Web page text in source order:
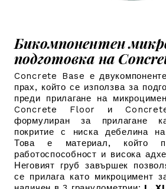
Бикомпонентен
подготовка на
Concrete Base е
прах, който се използва за
преди прилагане на
Concrete Floor и
формулиран за прилагане
покритие с ниска дебелина
Това е материал, който
работоспособност и висока
Неговият груб завършек
се прилага като микроцимент